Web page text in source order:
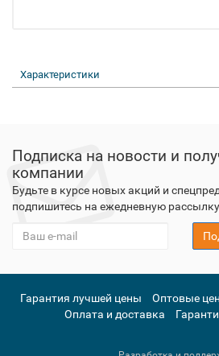
Характеристики
Подписка на новости и
компании
Будьте в курсе новых акций и
подпишитесь на ежедневную
Гарантия лучшей цены Оптовые
Оплата и доставка